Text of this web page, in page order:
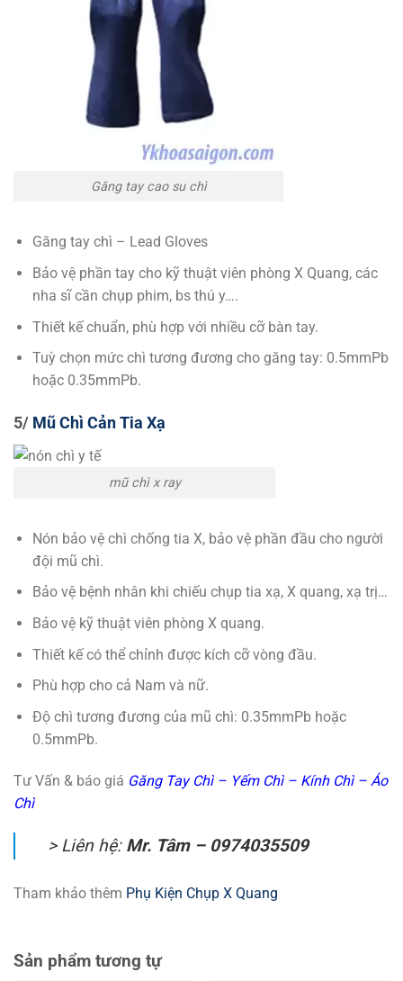
Găng tay cao su chì
Găng tay chì – Lead Gloves
Bảo vệ phần tay cho kỹ thuật viên phòng X Quang, các
nha sĩ cần chụp phim, bs thú y….
Thiết kế chuẩn, phù hợp với nhiều cỡ bàn tay.
Tuỳ chọn mức chì tương đương cho găng tay: 0.5mmPb
hoặc 0.35mmPb.
5/ Mũ Chì Cản Tia Xạ
mũ chì x ray
Nón bảo vệ chì chống tia X, bảo vệ phần đầu cho người
đội mũ chì.
Bảo vệ bệnh nhân khi chiếu chụp tia xạ, X quang, xạ trị…
Bảo vệ kỹ thuật viên phòng X quang.
Thiết kế có thể chỉnh được kích cỡ vòng đầu.
Phù hợp cho cả Nam và nữ.
Độ chì tương đương của mũ chì: 0.35mmPb hoặc
0.5mmPb.
Tư Vấn & báo giá Găng Tay Chì – Yếm Chì – Kính Chì – Áo
Chì
> Liên hệ: Mr. Tâm – 0974035509
Tham khảo thêm Phụ Kiện Chụp X Quang
Sản phẩm tương tự